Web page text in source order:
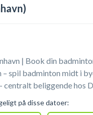
| Book din
– spil badminton midt i
beliggende hos
leje af
på disse datoer: